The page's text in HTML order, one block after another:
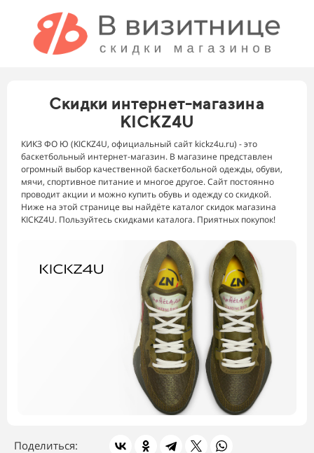
Скидки интернет-магазина
KICKZ4U
КИКЗ ФО Ю (KICKZ4U, официальный сайт kickz4u.ru) - это
баскетбольный интернет-магазин. В магазине представлен
огромный выбор качественной баскетбольной одежды, обуви,
мячи, спортивное питание и многое другое. Сайт постоянно
проводит акции и можно купить обувь и одежду со скидкой.
Ниже на этой странице вы найдёте каталог скидок магазина
KICKZ4U. Пользуйтесь скидками каталога. Приятных покупок!
Поделиться: